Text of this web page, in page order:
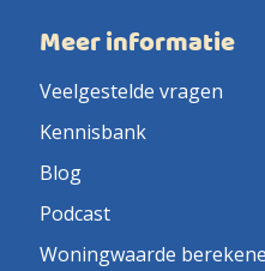
Meer informatie
Veelgestelde vragen
Kennisbank
Blog
Podcast
Woningwaarde